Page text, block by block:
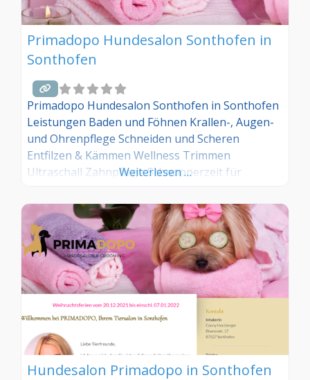
Primadopo Hundesalon Sonthofen in
Sonthofen
Primadopo Hundesalon Sonthofen in Sonthofen
Leistungen Baden und Föhnen Krallen-, Augen-
und Ohrenpflege Schneiden und Scheren
Entfilzen & Kämmen Wellness Trimmen
Ultraschall Zahnpflege Schnupperzeit für
Weiterlesen …
Hundesalon Primadopo in Sonthofen